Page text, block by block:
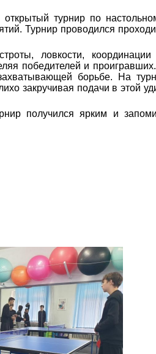
турнир по
Турнир проводился
ловкости, координации
победителей и
борьбе. На
закручивая подачи в этой
получился ярким и